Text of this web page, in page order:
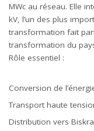
MWc au réseau. Elle
kV, l’un des plus
transformation fait
transformation du
Rôle essentiel :
Conversion de
Transport haute
Distribution vers